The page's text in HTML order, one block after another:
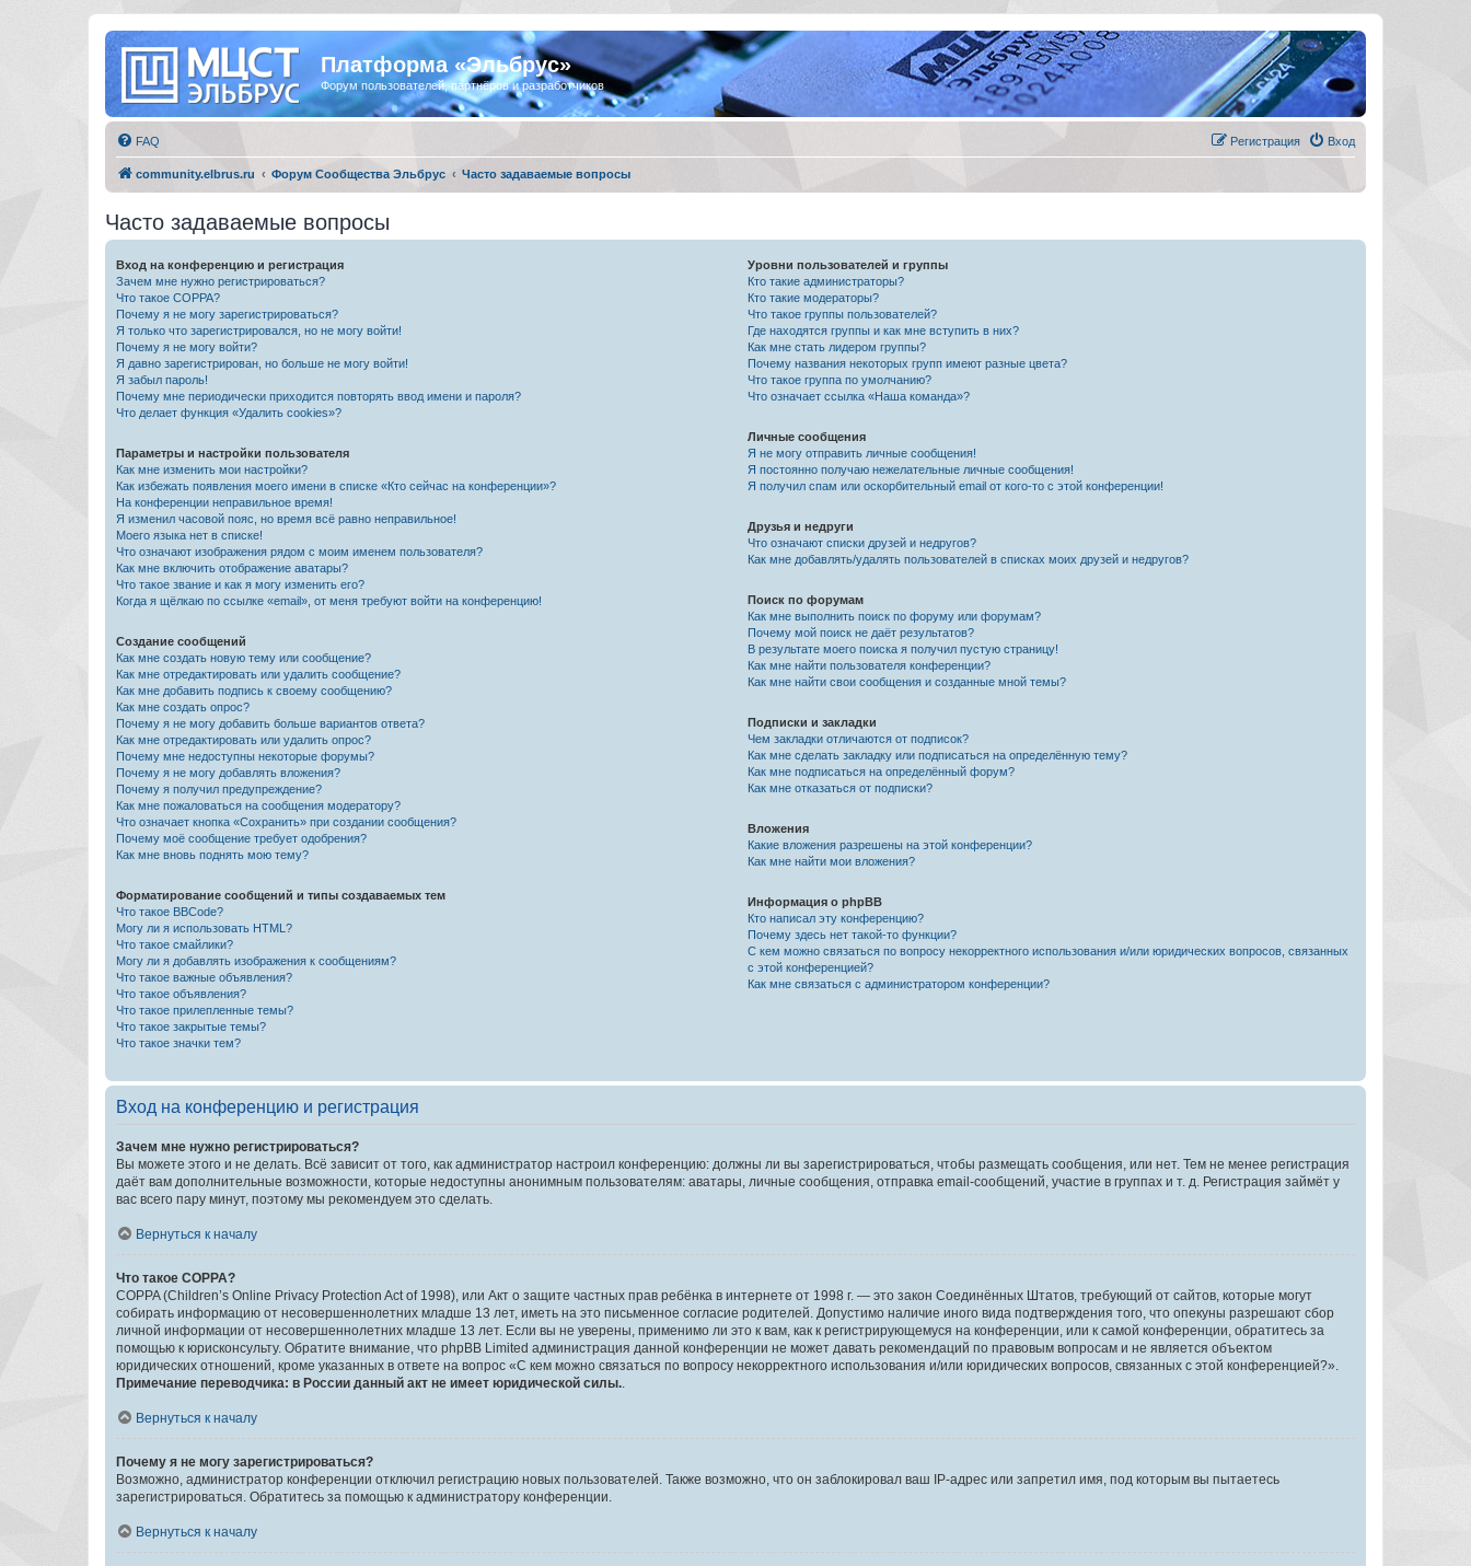
Платформа «Эльбрус»
Форум пользователей, партнёров и разработчиков
FAQ Вход
Регистрация
community.elbrus.ru Форум Сообщества Эльбрус Часто задаваемые вопросы
Часто задаваемые вопросы
Вход на конференцию и регистрация
Зачем мне нужно регистрироваться?
Что такое COPPA?
Почему я не могу зарегистрироваться?
Я только что зарегистрировался, но не могу войти!
Почему я не могу войти?
Я давно зарегистрирован, но больше не могу войти!
Я забыл пароль!
Почему мне периодически приходится повторять ввод имени и пароля?
Что делает функция «Удалить cookies»?
Параметры и настройки пользователя
Как мне изменить мои настройки?
Как избежать появления моего имени в списке «Кто сейчас на конференции»?
На конференции неправильное время!
Я изменил часовой пояс, но время всё равно неправильное!
Моего языка нет в списке!
Что означают изображения рядом с моим именем пользователя?
Как мне включить отображение аватары?
Что такое звание и как я могу изменить его?
Когда я щёлкаю по ссылке «email», от меня требуют войти на конференцию!
Создание сообщений
Как мне создать новую тему или сообщение?
Как мне отредактировать или удалить сообщение?
Как мне добавить подпись к своему сообщению?
Как мне создать опрос?
Почему я не могу добавить больше вариантов ответа?
Как мне отредактировать или удалить опрос?
Почему мне недоступны некоторые форумы?
Почему я не могу добавлять вложения?
Почему я получил предупреждение?
Как мне пожаловаться на сообщения модератору?
Что означает кнопка «Сохранить» при создании сообщения?
Почему моё сообщение требует одобрения?
Как мне вновь поднять мою тему?
Форматирование сообщений и типы создаваемых тем
Что такое BBCode?
Могу ли я использовать HTML?
Что такое смайлики?
Могу ли я добавлять изображения к сообщениям?
Что такое важные объявления?
Что такое объявления?
Что такое прилепленные темы?
Что такое закрытые темы?
Что такое значки тем?
Уровни пользователей и группы
Кто такие администраторы?
Кто такие модераторы?
Что такое группы пользователей?
Где находятся группы и как мне вступить в них?
Как мне стать лидером группы?
Почему названия некоторых групп имеют разные цвета?
Что такое группа по умолчанию?
Что означает ссылка «Наша команда»?
Личные сообщения
Я не могу отправить личные сообщения!
Я постоянно получаю нежелательные личные сообщения!
Я получил спам или оскорбительный email от кого-то с этой конференции!
Друзья и недруги
Что означают списки друзей и недругов?
Как мне добавлять/удалять пользователей в списках моих друзей и недругов?
Поиск по форумам
Как мне выполнить поиск по форуму или форумам?
Почему мой поиск не даёт результатов?
В результате моего поиска я получил пустую страницу!
Как мне найти пользователя конференции?
Как мне найти свои сообщения и созданные мной темы?
Подписки и закладки
Чем закладки отличаются от подписок?
Как мне сделать закладку или подписаться на определённую тему?
Как мне подписаться на определённый форум?
Как мне отказаться от подписки?
Вложения
Какие вложения разрешены на этой конференции?
Как мне найти мои вложения?
Информация о phpBB
Кто написал эту конференцию?
Почему здесь нет такой-то функции?
С кем можно связаться по вопросу некорректного использования и/или юридических вопросов, связанных
с этой конференцией?
Как мне связаться с администратором конференции?
Вход на конференцию и регистрация
Зачем мне нужно регистрироваться?
Вы можете этого и не делать. Всё зависит от того, как администратор настроил конференцию: должны ли вы зарегистрироваться, чтобы размещать сообщения, или нет. Тем не менее регистрация
даёт вам дополнительные возможности, которые недоступны анонимным пользователям: аватары, личные сообщения, отправка email-сообщений, участие в группах и т. д. Регистрация займёт у
вас всего пару минут, поэтому мы рекомендуем это сделать.
Вернуться к началу
Что такое COPPA?
COPPA (Children’s Online Privacy Protection Act of 1998), или Акт о защите частных прав ребёнка в интернете от 1998 г. — это закон Соединённых Штатов, требующий от сайтов, которые могут
собирать информацию от несовершеннолетних младше 13 лет, иметь на это письменное согласие родителей. Допустимо наличие иного вида подтверждения того, что опекуны разрешают сбор
личной информации от несовершеннолетних младше 13 лет. Если вы не уверены, применимо ли это к вам, как к регистрирующемуся на конференции, или к самой конференции, обратитесь за
помощью к юрисконсульту. Обратите внимание, что phpBB Limited администрация данной конференции не может давать рекомендаций по правовым вопросам и не является объектом
юридических отношений, кроме указанных в ответе на вопрос «С кем можно связаться по вопросу некорректного использования и/или юридических вопросов, связанных с этой конференцией?».
Примечание переводчика: в России данный акт не имеет юридической силы.
Вернуться к началу
Почему я не могу зарегистрироваться?
Возможно, администратор конференции отключил регистрацию новых пользователей. Также возможно, что он заблокировал ваш IP-адрес или запретил имя, под которым вы пытаетесь
зарегистрироваться. Обратитесь за помощью к администратору конференции.
Вернуться к началу